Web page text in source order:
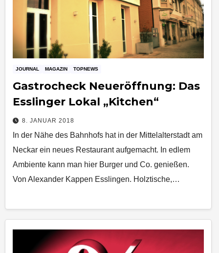
JOURNAL MAGAZIN TOPNEWS
Gastrocheck Neueröffnung: Das
Esslinger Lokal „Kitchen“
8. JANUAR 2018
In der Nähe des Bahnhofs hat in der Mittelalterstadt am
Neckar ein neues Restaurant aufgemacht. In edlem
Ambiente kann man hier Burger und Co. genießen.
Von Alexander Kappen Esslingen. Holztische,…